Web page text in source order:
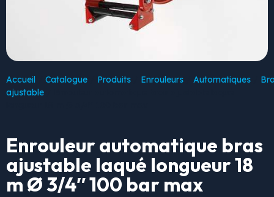
Accueil Catalogue Produits Enrouleurs Automatiques
ajustable
Enrouleur automatique bras
ajustable laqué longueur 18
m Ø 3/4″ 100 bar max